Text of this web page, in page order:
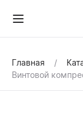
Главная
Винтовой